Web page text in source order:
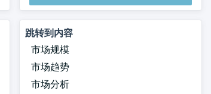
跳转到内容
市场规模
市场趋势
市场分析